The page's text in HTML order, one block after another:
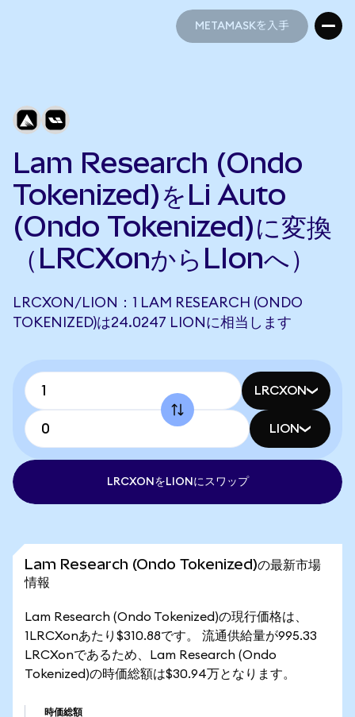
METAMASKを入手
Lam Research (Ondo
Tokenized)をLi Auto
(Ondo Tokenized)に変換
（LRCXonからLIonへ）
LRCXON/LION：1 LAM RESEARCH (ONDO
TOKENIZED)は24.0247 LIONに相当します
LRCXON
LION
LRCXONをLIONにスワップ
Lam Research (Ondo Tokenized)の最新市場
情報
Lam Research (Ondo Tokenized)の現行価格は、
1LRCXonあたり$310.88です。 流通供給量が995.33
LRCXonであるため、Lam Research (Ondo
Tokenized)の時価総額は$30.94万となります。
時価総額